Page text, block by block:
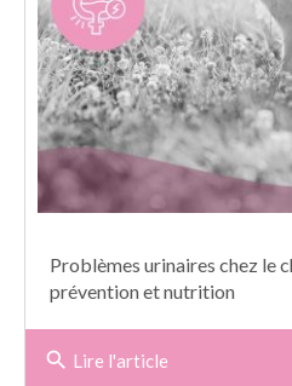
Problèmes urinaires chez le
prévention et nutrition
search Lire l'article